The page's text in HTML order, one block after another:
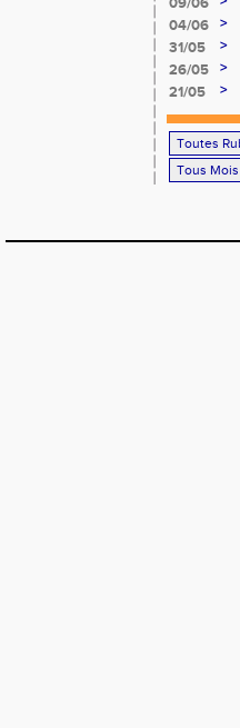
04/06
>
31/05 >
26/05
>
21/05 >